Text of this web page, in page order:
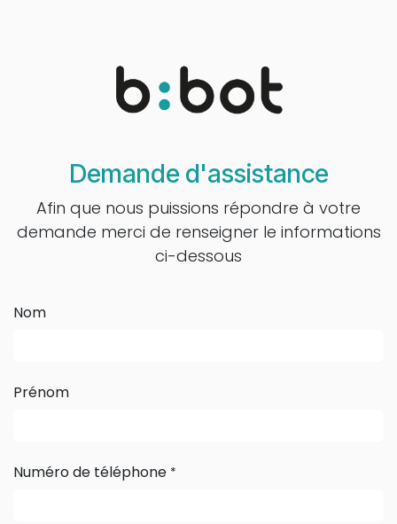
Demande d'assistance
Afin que nous puissions répondre à votre
demande merci de renseigner le informations
ci-dessous
Nom
Prénom
Numéro de téléphone *